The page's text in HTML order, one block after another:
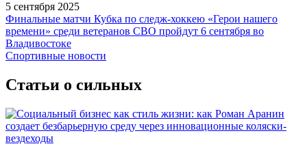
5 сентября 2025
Финальные матчи Кубка по следж-хоккею «Герои нашего
времени» среди ветеранов СВО пройдут 6 сентября во
Владивостоке
Спортивные новости
Статьи о сильных